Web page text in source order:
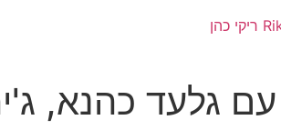
עם גלעד כהנא,